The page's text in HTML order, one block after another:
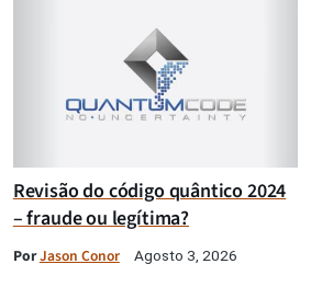
Revisão do código quântico 2024
– fraude ou legítima?
PorJason Conor Agosto 3, 2026